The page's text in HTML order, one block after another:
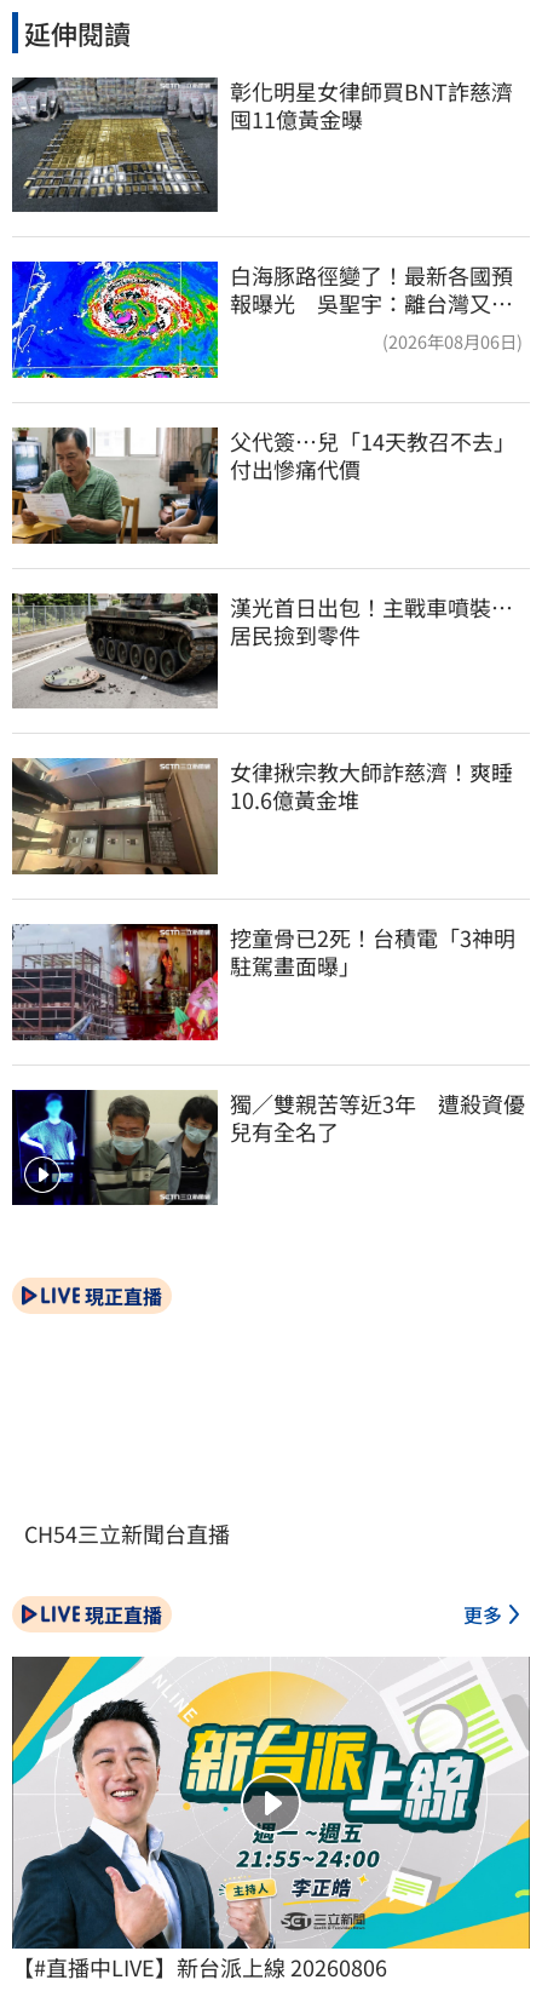
延伸閱讀
彰化明星女律師買BNT詐慈濟
囤11億黃金曝
白海豚路徑變了！最新各國預
報曝光 吳聖宇：離台灣又更
(2026年08月06日)
父代簽…兒「14天教召不去」
付出慘痛代價
漢光首日出包！主戰車噴裝…
居民撿到零件
女律揪宗教大師詐慈濟！爽睡
10.6億黃金堆
挖童骨已2死！台積電「3神明
駐駕畫面曝」
獨／雙親苦等近3年　遭殺資優
兒有全名了
現正直播
CH54三立新聞台直播
現正直播 更多
【#直播中LIVE】新台派上線 20260806